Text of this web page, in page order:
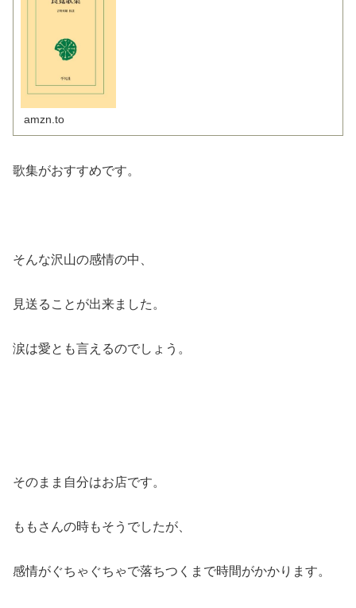
amzn.to
歌集がおすすめです。
そんな沢山の感情の中、
見送ることが出来ました。
涙は愛とも言えるのでしょう。
そのまま自分はお店です。
ももさんの時もそうでしたが、
感情がぐちゃぐちゃで落ちつくまで時間がかかります。